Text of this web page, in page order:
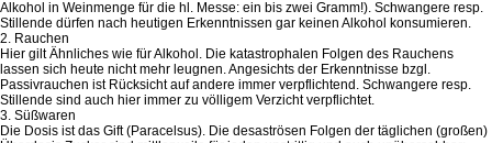
Alkohol in Weinmenge für die hl. Messe: ein bis zwei Gramm!). Schwangere resp.
Stillende dürfen nach heutigen Erkenntnissen gar keinen Alkohol konsumieren.
2. Rauchen
Hier gilt Ähnliches wie für Alkohol. Die katastrophalen Folgen des Rauchens
lassen sich heute nicht mehr leugnen. Angesichts der Erkenntnisse bzgl.
Passivrauchen ist Rücksicht auf andere immer verpflichtend. Schwangere resp.
Stillende sind auch hier immer zu völligem Verzicht verpflichtet.
3. Süßwaren
Die Dosis ist das Gift (Paracelsus). Die desaströsen Folgen der täglichen (großen)